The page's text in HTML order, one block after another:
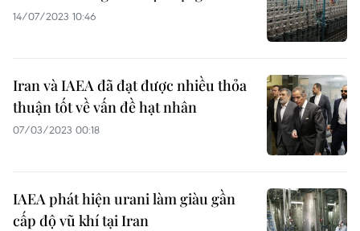
14/07/2023 10:46
Iran và IAEA đã đạt được nhiều thỏa
thuận tốt về vấn đề hạt nhân
07/03/2023 00:18
IAEA phát hiện urani làm giàu gần
cấp độ vũ khí tại Iran